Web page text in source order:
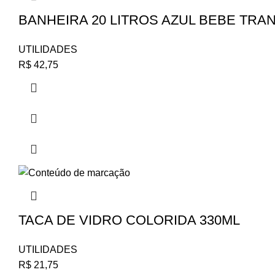
BANHEIRA 20 LITROS AZUL BEBE
UTILIDADES
R$ 42,75
TACA DE VIDRO COLORIDA 330ML
UTILIDADES
R$ 21,75